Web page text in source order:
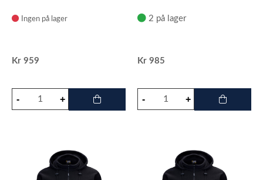
Ingen på lager
Kr 959
2 på lager
Kr 985